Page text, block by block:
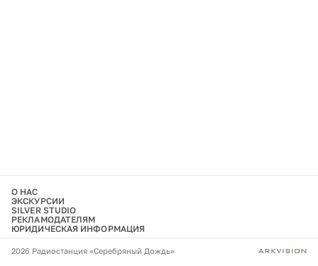
О НАС
ЭКСКУРСИИ
SILVER STUDIO
РЕКЛАМОДАТЕЛЯМ
ЮРИДИЧЕСКАЯ ИНФОРМАЦИЯ
2026 Радиостанция «Серебряный Дождь»